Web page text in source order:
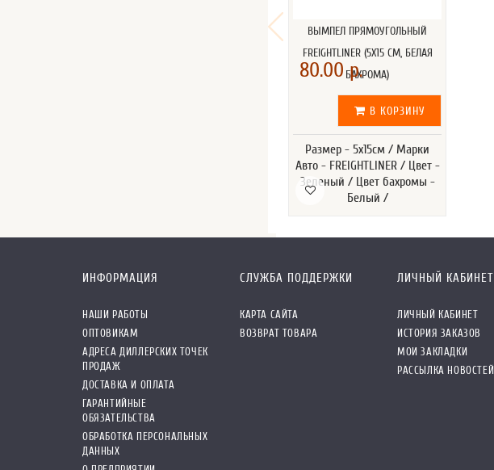
ВЫМПЕЛ ПРЯМОУГОЛЬНЫЙ
FREIGHTLINER (5Х15 СМ, БЕЛАЯ
БАХРОМА)
80.00 р.
В КОРЗИНУ
Размер - 5х15см / Марки
Авто - FREIGHTLINER / Цвет -
Зеленый / Цвет бахромы -
Белый /
ИНФОРМАЦИЯ
НАШИ РАБОТЫ
ОПТОВИКАМ
АДРЕСА ДИЛЛЕРСКИХ ТОЧЕК
ПРОДАЖ
ДОСТАВКА И ОПЛАТА
ГАРАНТИЙНЫЕ
ОБЯЗАТЕЛЬСТВА
ОБРАБОТКА ПЕРСОНАЛЬНЫХ
ДАННЫХ
СЛУЖБА ПОДДЕРЖКИ
КАРТА САЙТА
ВОЗВРАТ ТОВАРА
ЛИЧНЫЙ КАБИНЕТ
ЛИЧНЫЙ КАБИНЕТ
ИСТОРИЯ ЗАКАЗОВ
МОИ ЗАКЛАДКИ
РАССЫЛКА НОВОСТЕЙ